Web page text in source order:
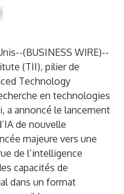
(BUSINESS WIRE)--
(TII), pilier de
Technology
en technologies
a annoncé le lancement
de nouvelle
majeure vers une
de l’intelligence
capacités de
dans un format